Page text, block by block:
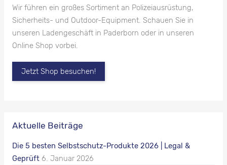
Wir führen ein großes Sortiment an Polizeiausrüstung,
Sicherheits- und Outdoor-Equipment. Schauen Sie in
unseren Ladengeschäft in Paderborn oder in unseren
Online Shop vorbei.
Jetzt Shop besuchen!
Aktuelle Beiträge
Die 5 besten Selbstschutz-Produkte 2026 | Legal &
Geprüft 6. Januar 2026